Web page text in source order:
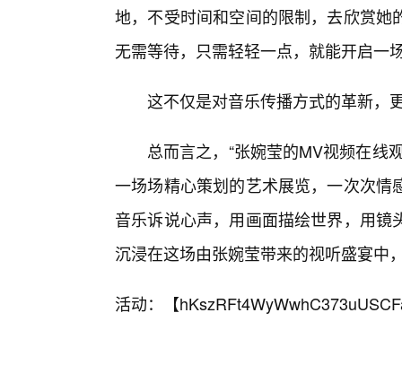
地，不受时间和空间的限制，去欣赏
无需等待，只需轻轻一点，就能开启一
这不仅是对音乐传播方式的革新，
总而言之，“张婉莹的MV视频在线
一场场精心策划的艺术展览，一次次
音乐诉说心声，用画面描绘世界，用
沉浸在这场由张婉莹带来的视听盛宴中
活动：【